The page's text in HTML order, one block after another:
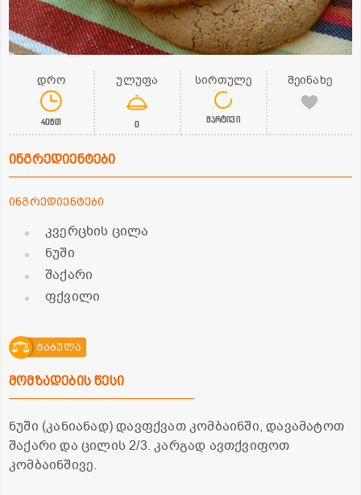
დრო
40წთ
ულუფა
0
სირთულე
მარტივი
შეინახე
ინგრედიენტები
ინგრედიენტები
კვერცხის ცილა
ნუში
შაქარი
ფქვილი
ტაბულა
მომზადების წესი
ნუში (კანიანად) დავფქვათ კომბაინში, დავამატოთ
შაქარი და ცილის 2/3. კარგად ავთქვიფოთ
კომბაინშივე.